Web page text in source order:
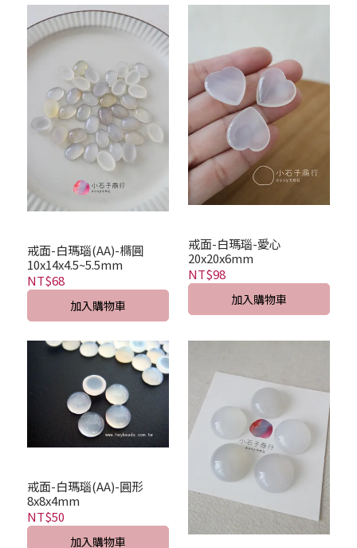
戒面-白瑪瑙(AA)-橢圓
10x14x4.5~5.5mm
NT$68
加入購物車
戒面-白瑪瑙-愛心
20x20x6mm
NT$98
加入購物車
戒面-白瑪瑙(AA)-圓形
8x8x4mm
NT$50
加入購物車